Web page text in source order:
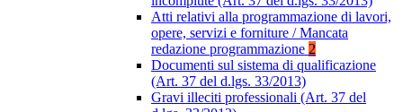
Atti relativi alla programmazione di lavori,
opere, servizi e forniture / Mancata
redazione programmazione 2
Documenti sul sistema di qualificazione
(Art. 37 del d.lgs. 33/2013)
Gravi illeciti professionali (Art. 37 del